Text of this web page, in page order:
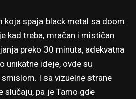
koja spaja black metal sa doom
kad treba, mračan i mističan
preko 30 minuta, adekvatna
unikatne ideje, ovde su
I sa vizuelne strane
slučaju, pa je Tamo gde